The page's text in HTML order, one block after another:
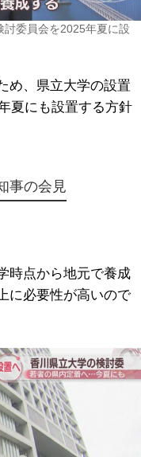
委員会を2025年夏に設
め、県立大学の設置
夏にも設置する方針
事の会見
時点から地元で養成
に必要性が高いので